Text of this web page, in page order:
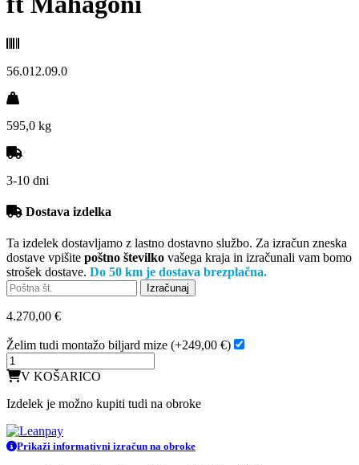
56.012.09.0
595,0 kg
3-10 dni
Dostava izdelka
Ta izdelek dostavljamo z lastno dostavno službo. Za izračun zneska
dostave vpišite poštno številko vašega kraja in izračunali vam bomo
strošek dostave. Do 50 km je dostava brezplačna.
4.270,00 €
Želim tudi montažo biljard mize (+249,00 €)
V KOŠARICO
Izdelek je možno kupiti tudi na obroke
Prikaži informativni izračun na obroke